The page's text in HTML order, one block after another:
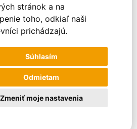
stránok a na
toho, odkiaľ naši
prichádzajú.
Súhlasím
Odmietam
Zmeniť moje nastavenia
© 2003-2026 - CK Victory
Travel, s.r.o. Všetky práva
vyhradené.